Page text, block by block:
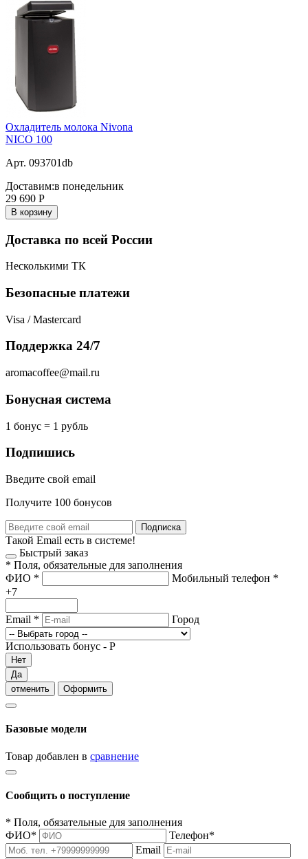
Охладитель молока Nivona
NICO 100
Арт. 093701db
Доставим:в понедельник
29 690 Р
В корзину
Доставка по всей России
Несколькими ТК
Безопасные платежи
Visa / Mastercard
Поддержка 24/7
aromacoffee@mail.ru
Бонусная система
1 бонус = 1 рубль
Подпишись
Введите свой email
Получите 100 бонусов
Подписка
Такой Email есть в системе!
Быстрый заказ
* Поля, обязательные для заполнения
ФИО * Мобильный телефон *
+7
Email * Город
Использовать бонус - Р
Нет
Да
отменить
Оформить
Базовые модели
Товар добавлен в сравнение
Сообщить о поступление
* Поля, обязательные для заполнения
ФИО* Телефон*
Email